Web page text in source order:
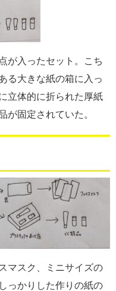
が入ったセット。こち
る大きな紙の箱に入っ
立体的に折られた厚紙
が固定されていた。
マスク、ミニサイズの
っかりした作りの紙の